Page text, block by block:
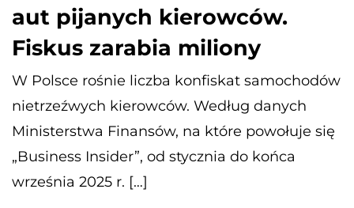
aut pijanych kierowców.
Fiskus zarabia miliony
W Polsce rośnie liczba konfiskat samochodów
nietrzeźwych kierowców. Według danych
Ministerstwa Finansów, na które powołuje się
„Business Insider”, od stycznia do końca
września 2025 r. […]